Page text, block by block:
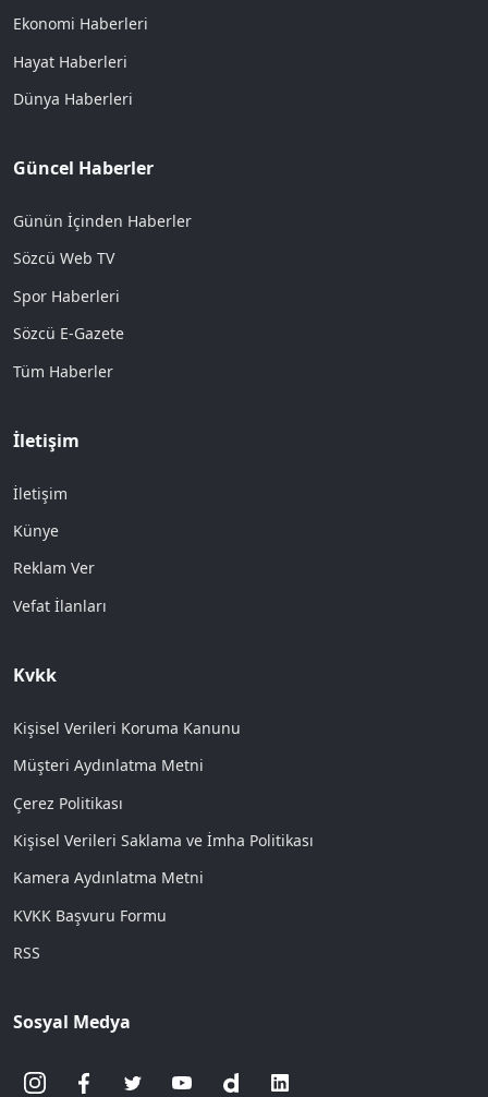
Ekonomi Haberleri
Hayat Haberleri
Dünya Haberleri
Güncel Haberler
Günün İçinden Haberler
Sözcü Web TV
Spor Haberleri
Sözcü E-Gazete
Tüm Haberler
İletişim
İletişim
Künye
Reklam Ver
Vefat İlanları
Kvkk
Kişisel Verileri Koruma Kanunu
Müşteri Aydınlatma Metni
Çerez Politikası
Kişisel Verileri Saklama ve İmha Politikası
Kamera Aydınlatma Metni
KVKK Başvuru Formu
RSS
Sosyal Medya